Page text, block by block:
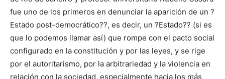
fue uno de los primeros en denunciar la aparición de un ?
Estado post-democrático??, es decir, un ?Estado?? (si es
que lo podemos llamar así) que rompe con el pacto social
configurado en la constitución y por las leyes, y se rige
por el autoritarismo, por la arbitrariedad y la violencia en
relación con la sociedad, especialmente hacia los más